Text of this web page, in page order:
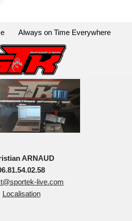
Always on Time Everywhere
ARNAUD
live.com
Localisation